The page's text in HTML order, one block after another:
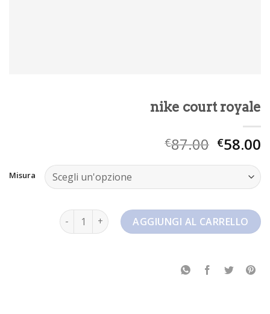
nike court royale
€87.00 €58.00
Misura
nike court royale quantitàAGGIUNGI AL CARRELLO